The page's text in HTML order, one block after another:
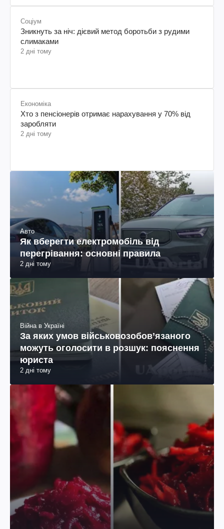
Соціум
Зникнуть за ніч: дієвий метод боротьби з рудими
слимаками
2 дні тому
Економіка
Хто з пенсіонерів отримає нарахування у 70% від
заробляти
2 дні тому
Авто
Як вберегти електромобіль від
перегрівання: основні правила
2 дні тому
Війна в Україні
За яких умов військовозобов’язаного
можуть оголосити в розшук: пояснення
юриста
2 дні тому